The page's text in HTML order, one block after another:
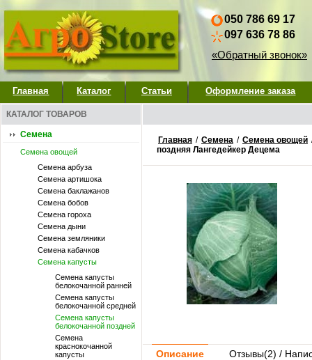
050 786 69 17
097 636 78 86
«Обратный звонок»
Главная Каталог Статьи Оформление заказа
КАТАЛОГ ТОВАРОВ
Семена
Семена овощей
Семена арбуза
Семена артишока
Семена баклажанов
Семена бобов
Семена гороха
Семена дыни
Семена земляники
Семена кабачков
Семена капусты
Семена капусты
белокочанной ранней
Семена капусты
белокочанной средней
Семена капусты
белокочанной поздней
Семена
краснокочанной
капусты
Главная / Семена / Семена овощей
поздняя Лангедейкер Децема
Описание Отзывы(2) /